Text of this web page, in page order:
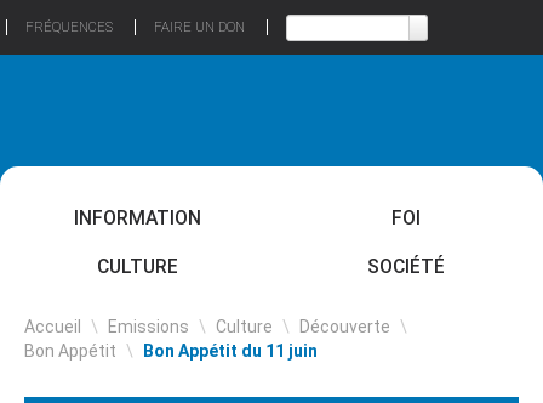
FRÉQUENCES FAIRE UN DON
INFORMATION FOI
CULTURE SOCIÉTÉ
Accueil \ Emissions \ Culture \ Découverte \
Bon Appétit \ Bon Appétit du 11 juin